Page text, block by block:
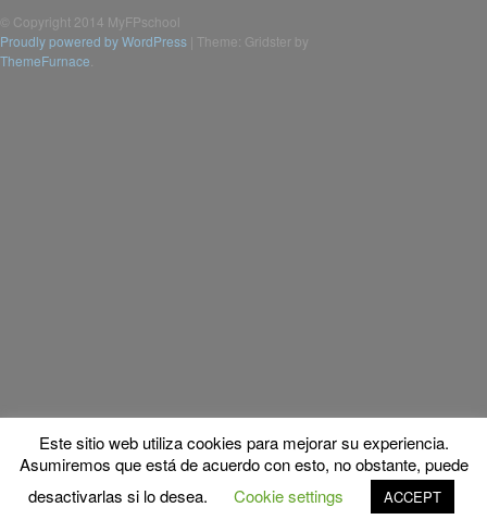
© Copyright 2014 MyFPschool
Proudly powered by WordPress Theme: Gridster by
ThemeFurnace
Este sitio web utiliza cookies para mejorar su experiencia.
Asumiremos que está de acuerdo con esto, no obstante, puede
desactivarlas si lo desea.
Cookie settings ACCEPT